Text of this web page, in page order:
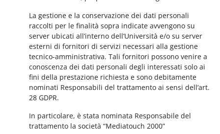
La gestione e la conservazione dei dati personali
raccolti per le finalità sopra indicate avvengono su
server ubicati all’interno dell’Università e/o su server
esterni di fornitori di servizi necessari alla gestione
tecnico-amministrativa. Tali fornitori possono venire a
conoscenza dei dati personali degli interessati solo ai
fini della prestazione richiesta e sono debitamente
nominati Responsabili del trattamento ai sensi dell’art.
28 GDPR.
In particolare, è stata nominata Responsabile del
trattamento la società “Mediatouch 2000”